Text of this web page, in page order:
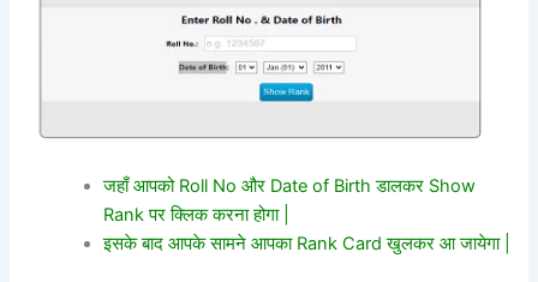
जहाँ आपको Roll No और Date of Birth डालकर Show
Rank पर क्लिक करना होगा |
इसके बाद आपके सामने आपका Rank Card खुलकर आ जायेगा |